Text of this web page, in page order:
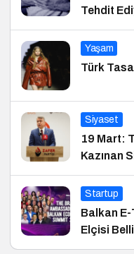
Tehdit
Yaşam
Türk
Siyaset
19 Mart:
Kazınan
Startup
Balkan
Elçisi